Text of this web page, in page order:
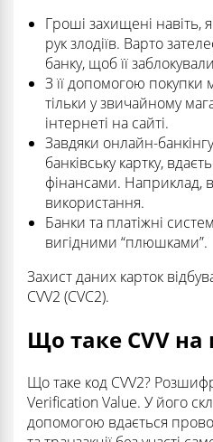
Гроші захищені
рук злодіїв. Варто
банку, щоб її
З її допомогою
тільки у звичайному
інтернеті на сайті.
Завдяки онлайн-
банківську картку,
фінансами. Наприклад,
використання.
Банки та платіжні
вигідними “плюшками”.
Захист даних карток
CVV2 (CVC2).
Що таке CVV на
Що таке код CVV2?
Verification Value. У його
допомогою вдається